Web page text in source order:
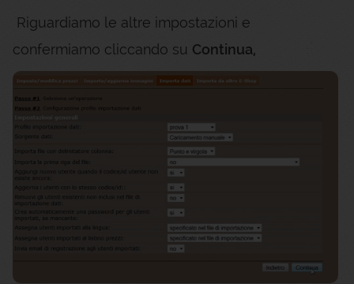
Riguardiamo le altre impostazioni e
confermiamo cliccando su Continua,